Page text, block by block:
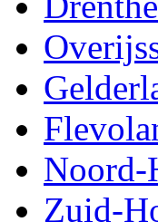
Noord-
Zuid-